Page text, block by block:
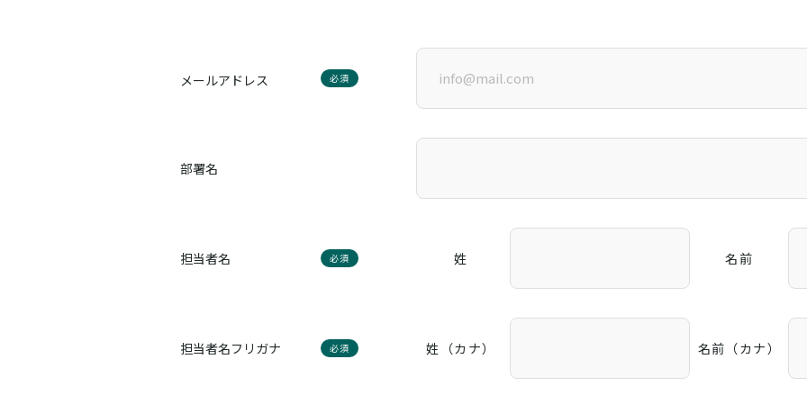
メールアドレス 必須
部署名
担当者名 必須 姓 名前
担当者名フリガナ 必須 姓（カナ） 名前（カナ）